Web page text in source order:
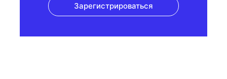
Зарегистрироваться